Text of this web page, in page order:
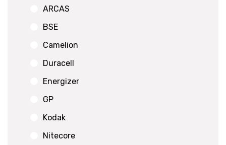
ARCAS
BSE
Camelion
Duracell
Energizer
GP
Kodak
Nitecore